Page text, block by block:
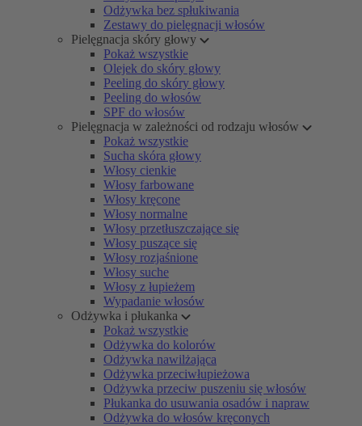
Odżywka bez spłukiwania
Zestawy do pielęgnacji włosów
Pielęgnacja skóry głowy
Pokaż wszystkie
Olejek do skóry głowy
Peeling do skóry głowy
Peeling do włosów
SPF do włosów
Pielęgnacja w zależności od rodzaju włosów
Pokaż wszystkie
Sucha skóra głowy
Włosy cienkie
Włosy farbowane
Włosy kręcone
Włosy normalne
Włosy przetłuszczające się
Włosy puszące się
Włosy rozjaśnione
Włosy suche
Włosy z łupieżem
Wypadanie włosów
Odżywka i płukanka
Pokaż wszystkie
Odżywka do kolorów
Odżywka nawilżająca
Odżywka przeciwłupieżowa
Odżywka przeciw puszeniu się włosów
Płukanka do usuwania osadów i napraw
Odżywka do włosów kręconych